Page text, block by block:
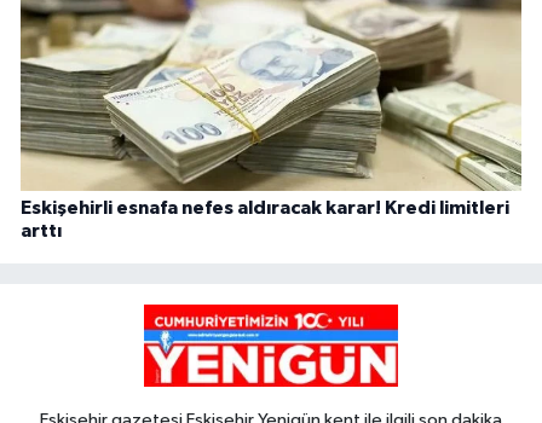
Eskişehirli esnafa nefes aldıracak karar! Kredi limitleri
arttı